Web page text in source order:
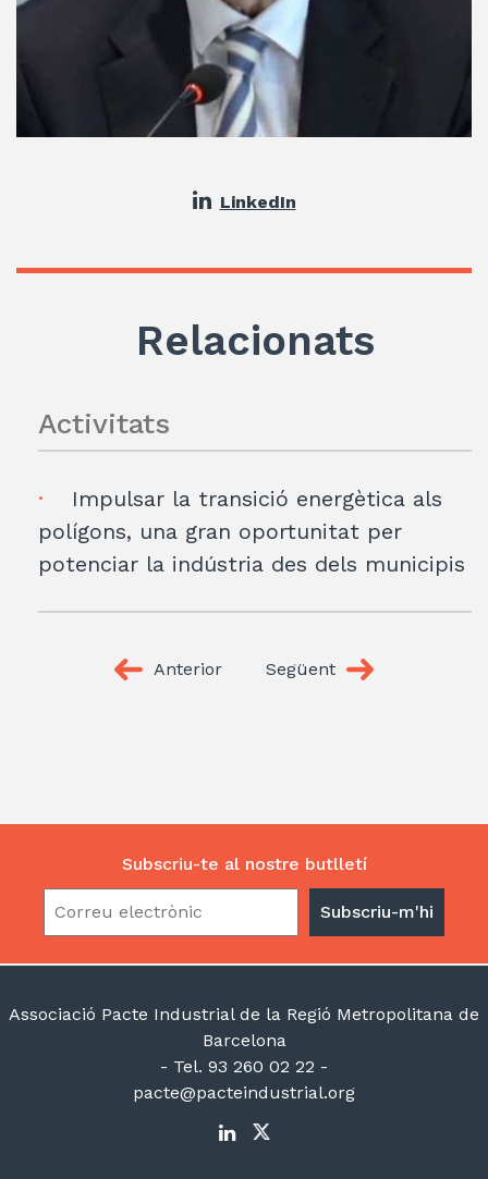
LinkedIn
Relacionats
Activitats
Impulsar la transició energètica als
polígons, una gran oportunitat per
potenciar la indústria des dels municipis
Anterior Següent
Subscriu-te al nostre butlletí
Associació Pacte Industrial de la Regió Metropolitana de
Barcelona
- Tel. 93 260 02 22 -
pacte@pacteindustrial.org